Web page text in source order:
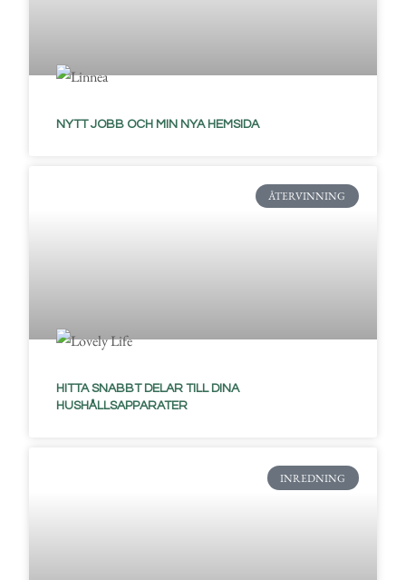
NYTT JOBB OCH MIN NYA HEMSIDA
ÅTERVINNING
HITTA SNABBT DELAR TILL DINA
HUSHÅLLSAPPARATER
INREDNING